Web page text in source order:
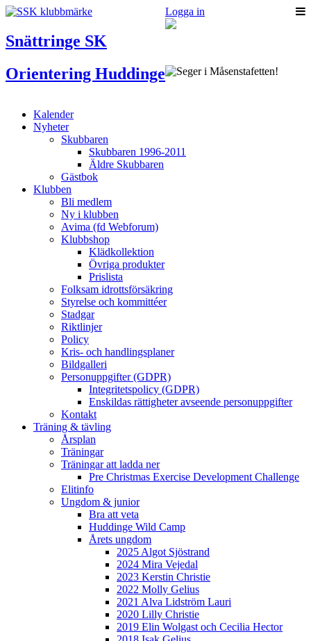
Logga in
Snättringe SK
Orientering Huddinge
Kalender
Nyheter
Skubbaren
Skubbaren 1996-2011
Äldre Skubbaren
Gästbok
Klubben
Bli medlem
Ny i klubben
Avima (fd Webforum)
Klubbshop
Klädkollektion
Övriga produkter
Prislista
Folksam idrottsförsäkring
Styrelse och kommittéer
Stadgar
Riktlinjer
Policy
Kris- och handlingsplaner
Bildgalleri
Personuppgifter (GDPR)
Integritetspolicy (GDPR)
Enskildas rättigheter avseende personuppgifter
Kontakt
Träning & tävling
Årsplan
Träningar
Träningar att ladda ner
Pre Christmas Exercise Development Challenge
Elitinfo
Ungdom & junior
Bra att veta
Huddinge Wild Camp
Årets ungdom
2025 Algot Sjöstrand
2024 Mira Vejedal
2023 Kerstin Christie
2022 Molly Gelius
2021 Alva Lidström Lauri
2020 Lilly Christie
2019 Elin Wolgast och Cecilia Hector